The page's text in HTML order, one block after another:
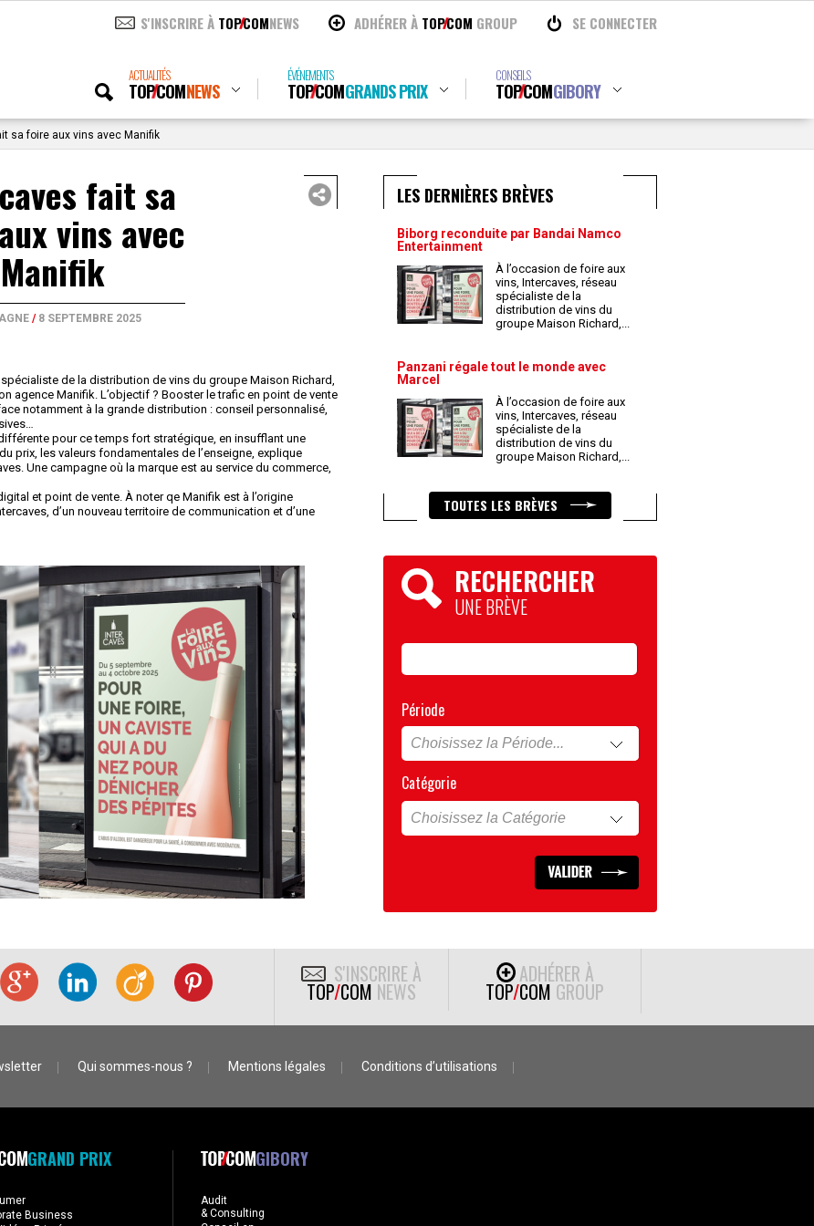
S'INSCRIRE À TOPCOMNEWS ADHÉRER À TOPCOM GROUP SE CONNECTER
ACTUALITÉS
TOPCOMNEWS
ÉVÉNEMENTS
TOPCOMGRANDS PRIX
CONSEILS
TOPCOMGIBORY
sa foire aux vins avec Manifik
fait sa
vins avec
Manifik
/ 8 SEPTEMBRE 2025
de la distribution de vins du groupe Maison Richard,
agence Manifik. L’objectif ? Booster le trafic en point de vente
notamment à la grande distribution : conseil personnalisé,
pour ce temps fort stratégique, en insufflant une
prix, les valeurs fondamentales de l’enseigne, explique
Une campagne où la marque est au service du commerce,
et point de vente. À noter qe Manifik est à l’origine
d’un nouveau territoire de communication et d’une
LES DERNIÈRES BRÈVES
Biborg reconduite par Bandai Namco
Entertainment
À l’occasion de foire aux
vins, Intercaves, réseau
spécialiste de la
distribution de vins du
groupe Maison Richard,...
Panzani régale tout le monde avec
Marcel
À l’occasion de foire aux
vins, Intercaves, réseau
spécialiste de la
distribution de vins du
groupe Maison Richard,...
TOUTES LES BRÈVES
RECHERCHER
UNE BRÈVE
Période
Catégorie
S'INSCRIRE À
TOP/COM NEWS
ADHÉRER À
TOP/COM GROUP
Qui sommes-nous ? Mentions légales Conditions d’utilisations
GRAND PRIX
Business
GIBORY
Audit
& Consulting